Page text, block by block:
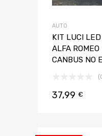
AUTO
KIT LUCI
ALFA
CANBUS NO
37,99 €